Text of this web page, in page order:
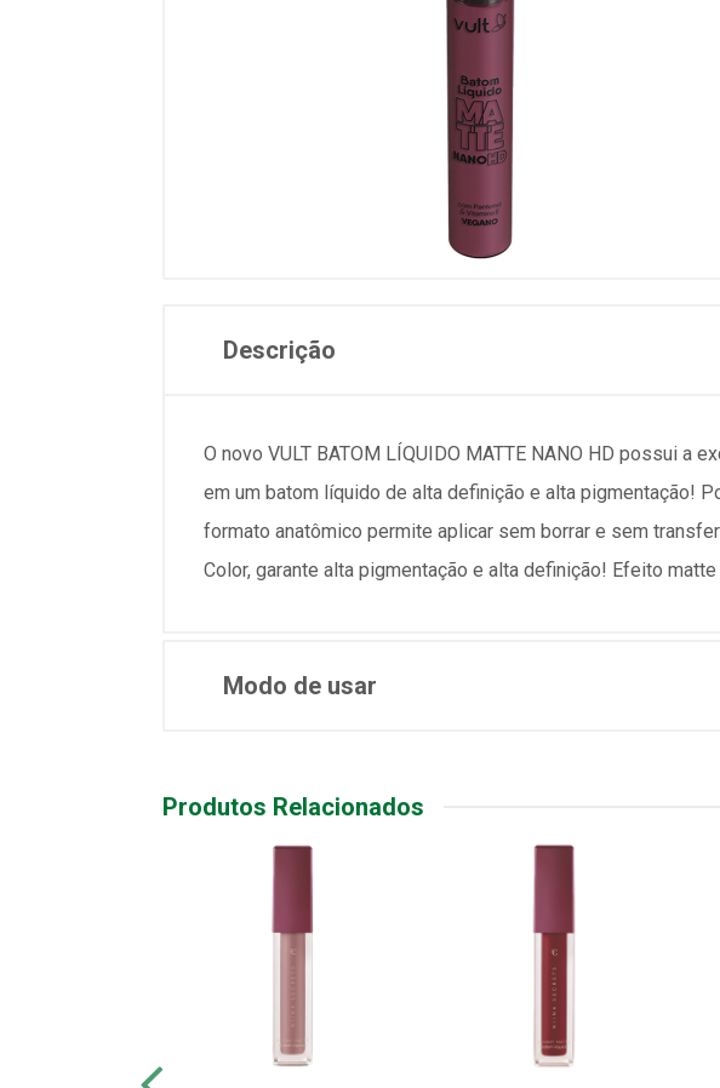
Descrição
O novo VULT BATOM LÍQUIDO MATTE NANO HD possui a
em um batom líquido de alta definição e alta pigmentação!
formato anatômico permite aplicar sem borrar e sem
Color, garante alta pigmentação e alta definição! Efeito
Modo de usar
Produtos Relacionados